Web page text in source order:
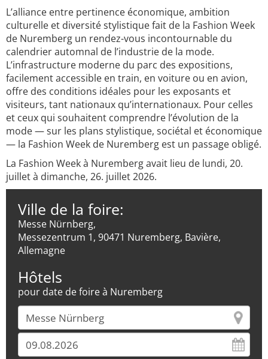
L’alliance entre pertinence économique, ambition
culturelle et diversité stylistique fait de la Fashion Week
de Nuremberg un rendez-vous incontournable du
calendrier automnal de l’industrie de la mode.
L’infrastructure moderne du parc des expositions,
facilement accessible en train, en voiture ou en avion,
offre des conditions idéales pour les exposants et
visiteurs, tant nationaux qu’internationaux. Pour celles
et ceux qui souhaitent comprendre l’évolution de la
mode — sur les plans stylistique, sociétal et économique
— la Fashion Week de Nuremberg est un passage obligé.
La Fashion Week à Nuremberg avait lieu de lundi, 20.
juillet à dimanche, 26. juillet 2026.
Ville de la foire:
Messe Nürnberg,
Messezentrum 1, 90471 Nuremberg, Bavière,
Allemagne
Hôtels
pour date de foire à Nuremberg